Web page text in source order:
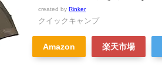
created by Rinker
クイックキャンプ
Amazon 楽天市場